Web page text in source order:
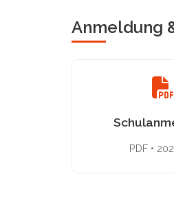
Anmeldung
PDF •